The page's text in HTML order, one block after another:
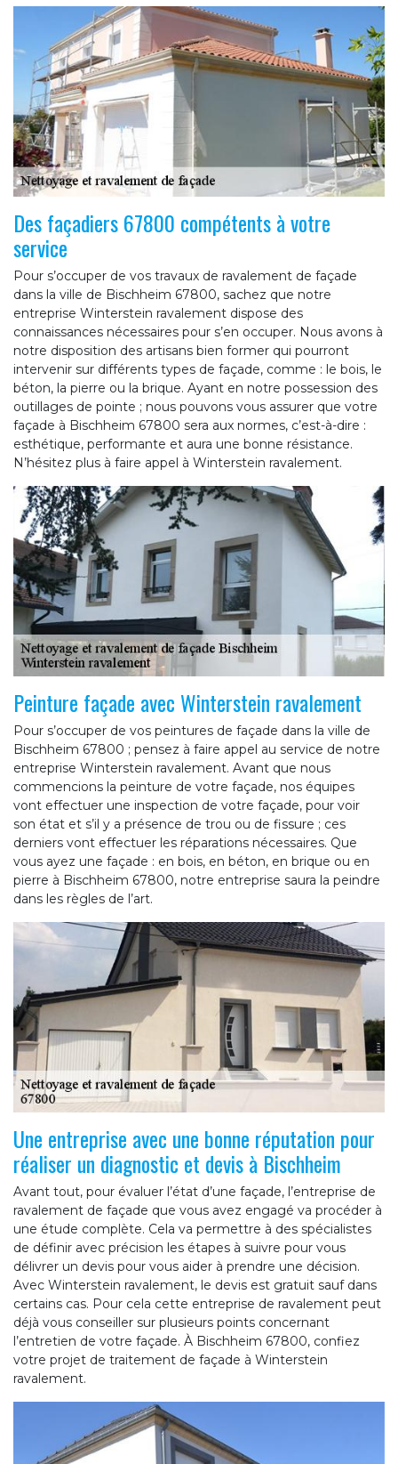
Des façadiers 67800 compétents à votre
service
Pour s’occuper de vos travaux de ravalement de façade
dans la ville de Bischheim 67800, sachez que notre
entreprise Winterstein ravalement dispose des
connaissances nécessaires pour s’en occuper. Nous avons à
notre disposition des artisans bien former qui pourront
intervenir sur différents types de façade, comme : le bois, le
béton, la pierre ou la brique. Ayant en notre possession des
outillages de pointe ; nous pouvons vous assurer que votre
façade à Bischheim 67800 sera aux normes, c’est-à-dire :
esthétique, performante et aura une bonne résistance.
N’hésitez plus à faire appel à Winterstein ravalement.
Peinture façade avec Winterstein ravalement
Pour s’occuper de vos peintures de façade dans la ville de
Bischheim 67800 ; pensez à faire appel au service de notre
entreprise Winterstein ravalement. Avant que nous
commencions la peinture de votre façade, nos équipes
vont effectuer une inspection de votre façade, pour voir
son état et s’il y a présence de trou ou de fissure ; ces
derniers vont effectuer les réparations nécessaires. Que
vous ayez une façade : en bois, en béton, en brique ou en
pierre à Bischheim 67800, notre entreprise saura la peindre
dans les règles de l’art.
Une entreprise avec une bonne réputation pour
réaliser un diagnostic et devis à Bischheim
Avant tout, pour évaluer l’état d’une façade, l’entreprise de
ravalement de façade que vous avez engagé va procéder à
une étude complète. Cela va permettre à des spécialistes
de définir avec précision les étapes à suivre pour vous
délivrer un devis pour vous aider à prendre une décision.
Avec Winterstein ravalement, le devis est gratuit sauf dans
certains cas. Pour cela cette entreprise de ravalement peut
déjà vous conseiller sur plusieurs points concernant
l’entretien de votre façade. À Bischheim 67800, confiez
votre projet de traitement de façade à Winterstein
ravalement.